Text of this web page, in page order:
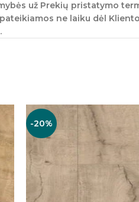
už Prekių pristatymo
ne laiku dėl
-20%